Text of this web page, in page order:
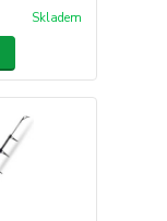
Skladem